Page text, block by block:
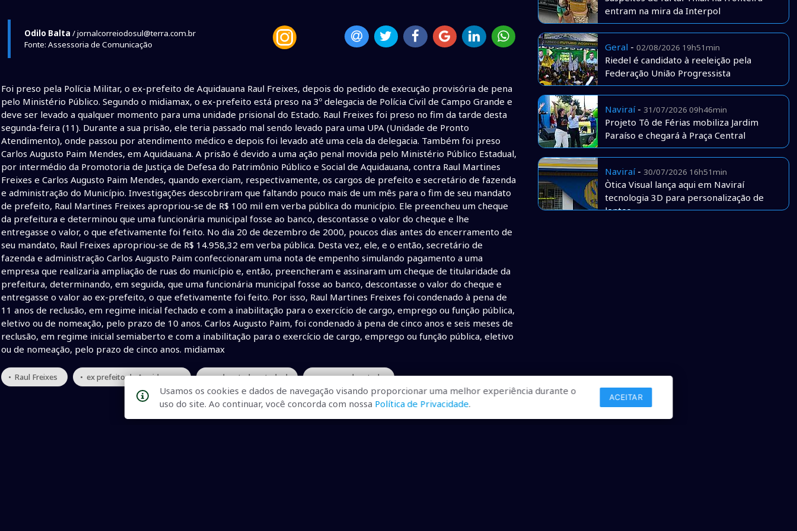
Odilo Balta / jornalcorreiodosul@terra.com.br
Fonte: Assessoria de Comunicação
Foi preso pela Polícia Militar, o ex-prefeito de Aquidauana Raul Freixes, depois do pedido de execução provisória de pena
pelo Ministério Público. Segundo o midiamax, o ex-prefeito está preso na 3º delegacia de Polícia Civil de Campo Grande e
deve ser levado a qualquer momento para uma unidade prisional do Estado. Raul Freixes foi preso no fim da tarde desta
segunda-feira (11). Durante a sua prisão, ele teria passado mal sendo levado para uma UPA (Unidade de Pronto
Atendimento), onde passou por atendimento médico e depois foi levado até uma cela da delegacia. Também foi preso
Carlos Augusto Paim Mendes, em Aquidauana. A prisão é devido a uma ação penal movida pelo Ministério Público Estadual,
por intermédio da Promotoria de Justiça de Defesa do Patrimônio Público e Social de Aquidauana, contra Raul Martines
Freixes e Carlos Augusto Paim Mendes, quando exerciam, respectivamente, os cargos de prefeito e secretário de fazenda
e administração do Município. Investigações descobriram que faltando pouco mais de um mês para o fim de seu mandato
de prefeito, Raul Martines Freixes apropriou-se de R$ 100 mil em verba pública do município. Ele preencheu um cheque
da prefeitura e determinou que uma funcionária municipal fosse ao banco, descontasse o valor do cheque e lhe
entregasse o valor, o que efetivamente foi feito. No dia 20 de dezembro de 2000, poucos dias antes do encerramento de
seu mandato, Raul Freixes apropriou-se de R$ 14.958,32 em verba pública. Desta vez, ele, e o então, secretário de
fazenda e administração Carlos Augusto Paim confeccionaram uma nota de empenho simulando pagamento a uma
empresa que realizaria ampliação de ruas do município e, então, preencheram e assinaram um cheque de titularidade da
prefeitura, determinando, em seguida, que uma funcionária municipal fosse ao banco, descontasse o valor do cheque e
entregasse o valor ao ex-prefeito, o que efetivamente foi feito. Por isso, Raul Martines Freixes foi condenado à pena de
11 anos de reclusão, em regime inicial fechado e com a inabilitação para o exercício de cargo, emprego ou função pública,
eletivo ou de nomeação, pelo prazo de 10 anos. Carlos Augusto Paim, foi condenado à pena de cinco anos e seis meses de
reclusão, em regime inicial semiaberto e com a inabilitação para o exercício de cargo, emprego ou função pública, eletivo
ou de nomeação, pelo prazo de cinco anos. midiamax
• Raul Freixes • ex prefeito de Aquidauana • ex deputado estadual • preso ex deputado
entram na mira da Interpol
Geral - 02/08/2026 19h51min
Riedel é candidato à reeleição pela
Federação União Progressista
Naviraí- 31/07/2026 09h46min
Projeto Tô de Férias mobiliza Jardim
Paraíso e chegará à Praça Central
Naviraí- 30/07/2026 16h51min
Òtica Visual lança aqui em Naviraí
tecnologia 3D para personalização de
lentes
Usamos os cookies e dados de navegação visando proporcionar uma melhor experiência durante o
uso do site. Ao continuar, você concorda com nossa Política de Privacidade.
ACEITAR